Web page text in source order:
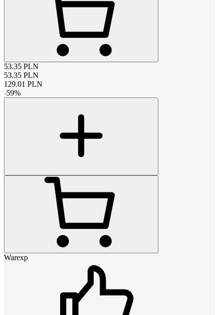
53.35 PLN
53.35 PLN
129.01 PLN
-59%
Warexp